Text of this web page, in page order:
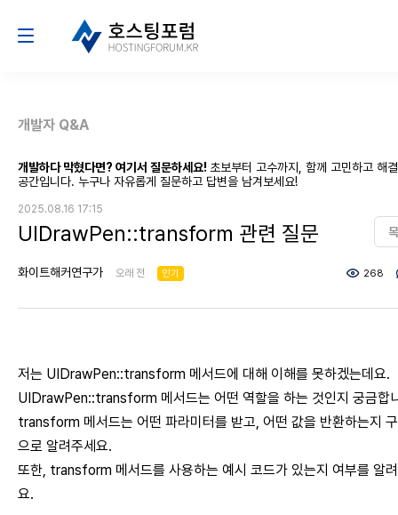
개발자 Q&A
개발하다 막혔다면? 여기서 질문하세요! 초보부터 고수까지, 함께 고민하고 해
공간입니다. 누구나 자유롭게 질문하고 답변을 남겨보세요!
2025.08.16 17:15
UIDrawPen::transform 관련 질문
화이트해커연구가 오래 전 인기 268
저는 UIDrawPen::transform 메서드에 대해 이해를 못하겠는데요.
UIDrawPen::transform 메서드는 어떤 역할을 하는 것인지 궁금합
transform 메서드는 어떤 파라미터를 받고, 어떤 값을 반환하는지
으로 알려주세요.
또한, transform 메서드를 사용하는 예시 코드가 있는지 여부를 알
요.